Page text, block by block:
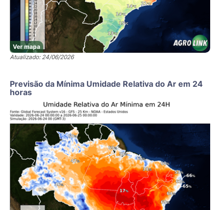
Ver mapa
Atualizado: 24/06/2026
Previsão da Mínima Umidade Relativa do Ar em 24
horas